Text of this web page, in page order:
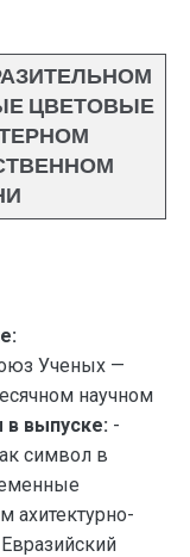
ЦВЕТОВЫЕ
Ученых —
научном
в выпуске: -
символ в
ахитектурно-